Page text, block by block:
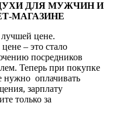
ДЛЯ МУЖЧИН И
МАГАЗИНЕ
цене.
– это стало
посредников
Теперь при покупке
нужно оплачивать
зарплату
только за